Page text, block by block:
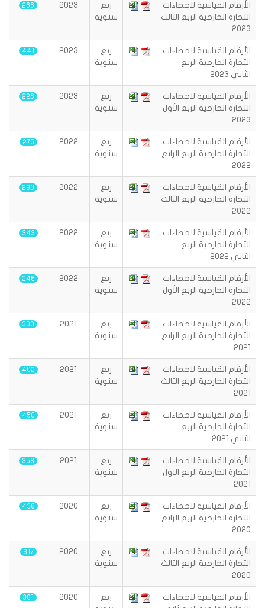
الأرقام القياسية لاحصاءات
التجارة الخارجية الربع الثالث
2023
ربع
سنوية
2023
266
الأرقام القياسية لاحصاءات
التجارة الخارجية الربع
الثاني 2023
ربع
سنوية
2023
441
الأرقام القياسية لاحصاءات
التجارة الخارجية الربع الأول
2023
ربع
سنوية
2023
226
الأرقام القياسية لاحصاءات
التجارة الخارجية الربع الرابع
2022
ربع
سنوية
2022
275
الأرقام القياسية لاحصاءات
التجارة الخارجية الربع الثالث
2022
ربع
سنوية
2022
290
الأرقام القياسية لاحصاءات
التجارة الخارجية الربع
الثاني 2022
ربع
سنوية
2022
343
الأرقام القياسية لاحصاءات
التجارة الخارجية الربع الأول
2022
ربع
سنوية
2022
246
الأرقام القياسية لاحصاءات
التجارة الخارجية الربع الرابع
2021
ربع
سنوية
2021
300
الأرقام القياسية لاحصاءات
التجارة الخارجية الربع الثالث
2021
ربع
سنوية
2021
402
الأرقام القياسية لاحصاءات
التجارة الخارجية الربع
الثاني 2021
ربع
سنوية
2021
450
الأرقام القياسية لاحصاءات
التجارة الخارجية الربع الاول
2021
ربع
سنوية
2021
358
الأرقام القياسية لاحصاءات
التجارة الخارجية الربع الرابع
2020
ربع
سنوية
2020
438
الأرقام القياسية لاحصاءات
التجارة الخارجية الربع الثالث
2020
ربع
سنوية
2020
317
الأرقام القياسية لاحصاءات
ربع
2020
381